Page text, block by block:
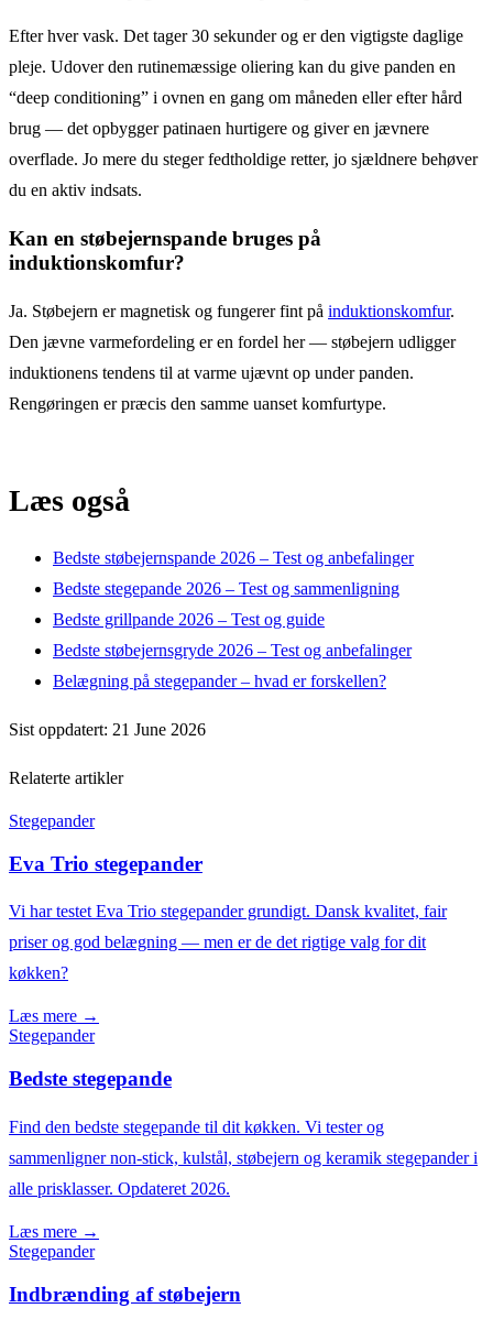
Efter hver vask. Det tager 30 sekunder og er den vigtigste daglige
pleje. Udover den rutinemæssige oliering kan du give panden en
“deep conditioning” i ovnen en gang om måneden eller efter hård
brug — det opbygger patinaen hurtigere og giver en jævnere
overflade. Jo mere du steger fedtholdige retter, jo sjældnere behøver
du en aktiv indsats.
Kan en støbejernspande bruges på
induktionskomfur?
Ja. Støbejern er magnetisk og fungerer fint på induktionskomfur.
Den jævne varmefordeling er en fordel her — støbejern udligger
induktionens tendens til at varme ujævnt op under panden.
Rengøringen er præcis den samme uanset komfurtype.
Læs også
Bedste støbejernspande 2026 – Test og anbefalinger
Bedste stegepande 2026 – Test og sammenligning
Bedste grillpande 2026 – Test og guide
Bedste støbejernsgryde 2026 – Test og anbefalinger
Belægning på stegepander – hvad er forskellen?
Sist oppdatert: 21 June 2026
Relaterte artikler
Stegepander
Eva Trio stegepander
Vi har testet Eva Trio stegepander grundigt. Dansk kvalitet, fair
priser og god belægning — men er de det rigtige valg for dit
køkken?
Læs mere →
Stegepander
Bedste stegepande
Find den bedste stegepande til dit køkken. Vi tester og
sammenligner non-stick, kulstål, støbejern og keramik stegepander i
alle prisklasser. Opdateret 2026.
Læs mere →
Stegepander
Indbrænding af støbejern